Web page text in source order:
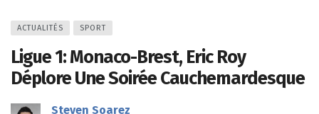
ACTUALITÉS SPORT
Ligue 1: Monaco-Brest, Eric Roy
Déplore Une Soirée Cauchemardesque
Steven Soarez